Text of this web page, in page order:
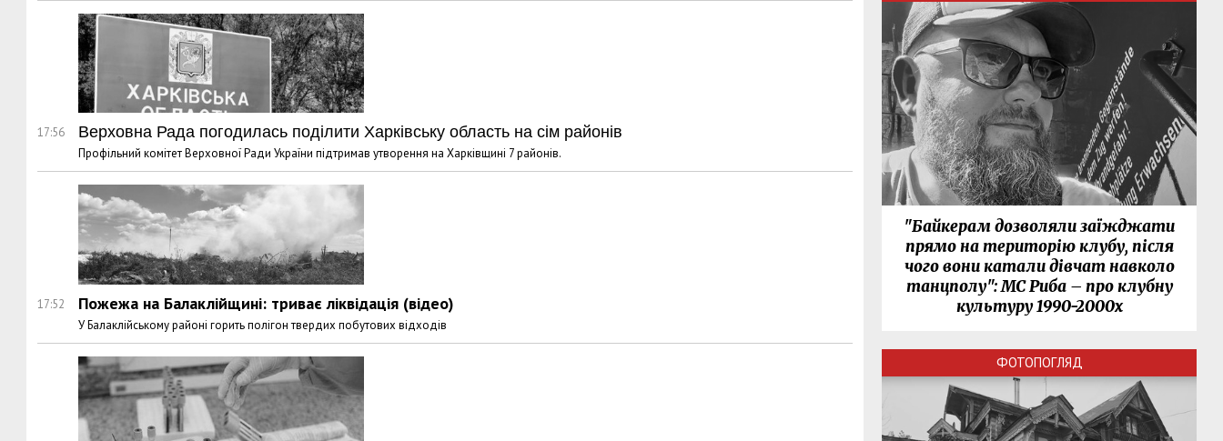
17:56 Верховна Рада погодилась поділити Харківську область на сім районів
Профільний комітет Верховної Ради України підтримав утворення на Харківщині 7 районів.
17:52 Пожежа на Балаклійщині: триває ліквідація (відео)
У Балаклійському районі горить полігон твердих побутових відходів
"Байкерам дозволяли заїжджати
прямо на територію клубу, після
чого вони катали дівчат навколо
танцполу": МС Риба – про клубну
культуру 1990-2000х
ФОТОПОГЛЯД